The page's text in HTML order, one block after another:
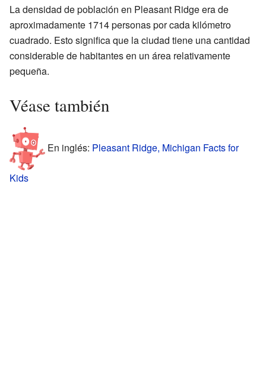
La densidad de población en Pleasant Ridge era de
aproximadamente 1714 personas por cada kilómetro
cuadrado. Esto significa que la ciudad tiene una cantidad
considerable de habitantes en un área relativamente
pequeña.
Véase también
En inglés: Pleasant Ridge, Michigan Facts for
Kids